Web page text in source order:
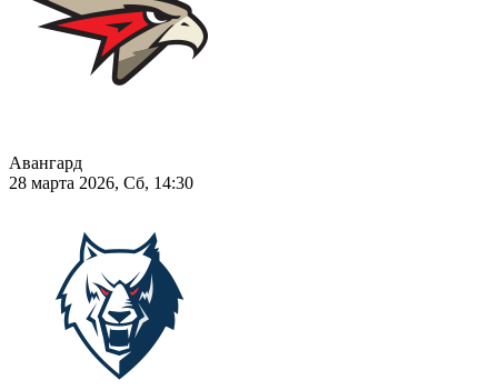
Авангард
28 марта 2026, Сб, 14:30